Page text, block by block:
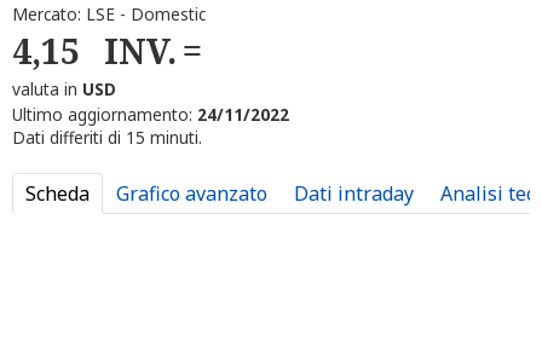
Mercato: LSE - Domestic
4,15 INV.
valuta in USD
Ultimo aggiornamento: 24/11/2022
Dati differiti di 15 minuti.
Scheda Grafico avanzato Dati intraday Analisi